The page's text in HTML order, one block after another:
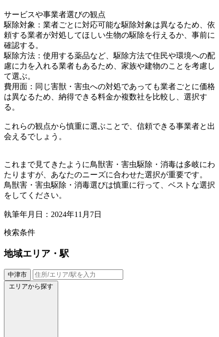
サービスや事業者選びの観点
駆除対象：業者ごとに対応可能な駆除対象は異なるため、依
頼する業者が対処してほしい生物の駆除を行えるか、事前に
確認する。
駆除方法：使用する薬品など、駆除方法で住民や環境への配
慮に力を入れる業者もあるため、家族や建物のことを考慮し
て選ぶ。
費用面：同じ害獣・害虫への対処であっても業者ごとに価格
は異なるため、納得できる料金か複数社を比較し、選択す
る。
これらの観点から慎重に選ぶことで、信頼できる事業者と出
会えるでしょう。
これまで見てきたように鳥獣害・害虫駆除・消毒は多岐にわ
たりますが、あなたのニーズに合わせた選択が重要です。
鳥獣害・害虫駆除・消毒選びは慎重に行って、ベストな選択
をしてください。
執筆年月日：2024年11月7日
検索条件
地域エリア・駅
中津市
エリアから探す